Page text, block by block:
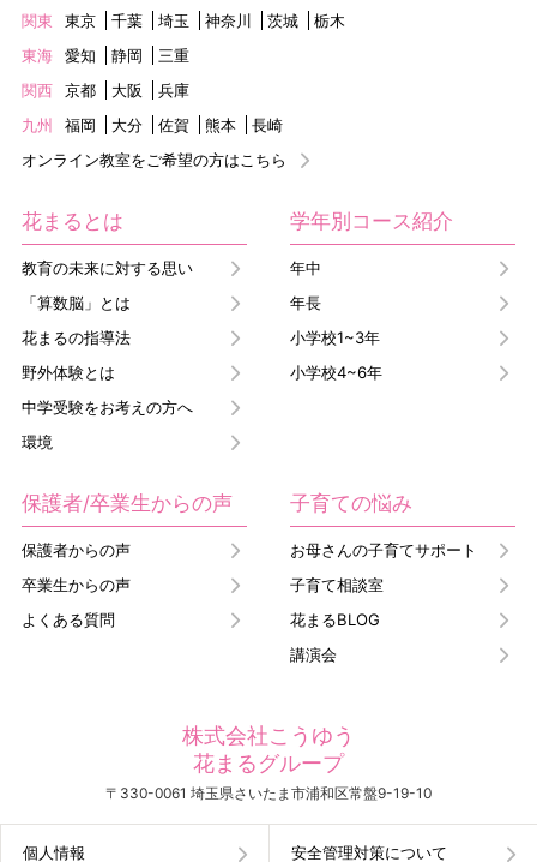
関東
東京 千葉 埼玉 神奈川 茨城
栃木
東海
愛知 静岡
三重
関西
京都 大阪
兵庫
九州
福岡 大分 佐賀 熊本
長崎
オンライン教室をご希望の方はこちら
花まるとは
教育の未来に対する思い
「算数脳」とは
花まるの指導法
野外体験とは
中学受験をお考えの方へ
環境
学年別コース紹介
年中
年長
小学校1~3年
小学校4~6年
保護者/卒業生からの声
保護者からの声
卒業生からの声
よくある質問
子育ての悩み
お母さんの子育てサポート
子育て相談室
花まるBLOG
講演会
株式会社こうゆう
花まるグループ
〒330-0061 埼玉県さいたま市浦和区常盤9-19-10
個人情報 安全管理対策について